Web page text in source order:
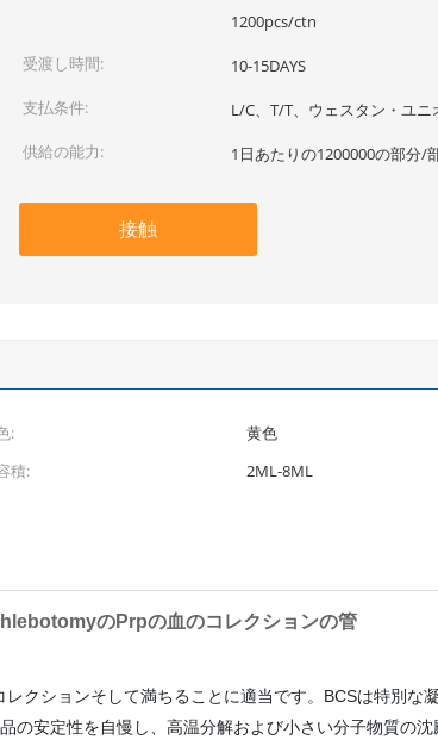
1200pcs/ctn
受渡し時間:
10-15DAYS
支払条件:
L/C、T/T、ウェスタン・ユ
供給の能力:
1日あたりの1200000の部分/
接触
:
黄色
積:
2ML-8ML
のPrpの血のコレクションの管
クションそして満ちることに適当です。BCSは特別な
安定性を自慢し、高温分解および小さい分子物質の